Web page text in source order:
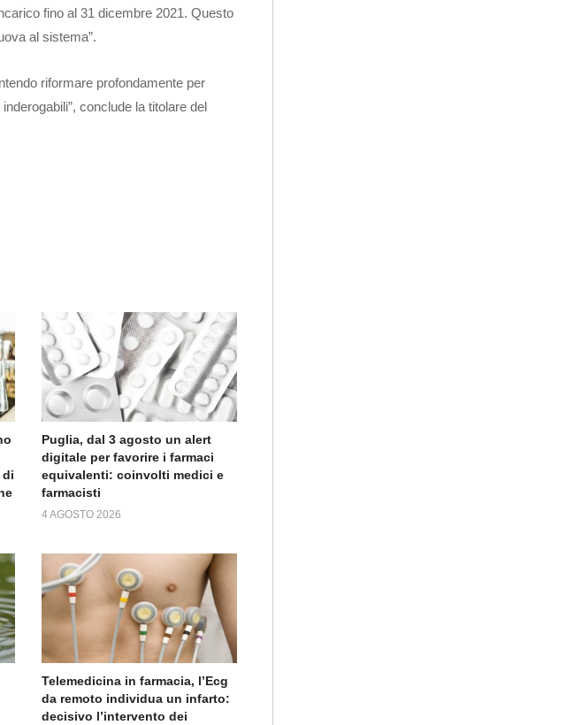
fino al 31 dicembre 2021. Questo
al sistema”.
riformare profondamente per
conclude la titolare del
di
Puglia, dal 3 agosto un alert
digitale per favorire i farmaci
equivalenti: coinvolti medici e
farmacisti
4 AGOSTO 2026
Telemedicina in farmacia, l’Ecg
da remoto individua un infarto:
decisivo l’intervento dei